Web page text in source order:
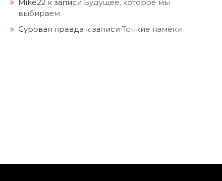
Mike22 к записи Будущее, которое мы
выбираем
Суровая правда к записи Тонкие намёки